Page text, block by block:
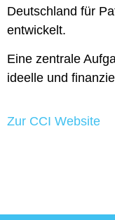
Deutschland für
entwickelt.
Eine zentrale
ideelle und
Zur CCI Website